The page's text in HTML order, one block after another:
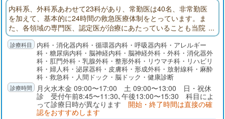
内科系、外科系あわせて23科があり、常勤医は40名、非常勤医
を加えて、基本的に24時間の救急医療体制をとっています。ま
た、各領域の専門医、認定医が治療にあたっていることも当院
の特色のひとつです。当院は地域包括ケア病棟（43床）以外
に、近隣に同一法人の介護老人保健施設「ひまわり」（100床）
を有し、他の介護関連施設と緊密に連携をとり高齢者の方々の
ケアサービスにも力をいれております。
内科・消化器内科・循環器内科・呼吸器内科・アレルギー
科・糖尿病内科・脳神経内科・脳神経外科・外科・消化器外
科・肛門外科・乳腺外科・整形外科・リウマチ科・リハビリ
科・婦人科・泌尿器科・皮膚科・形成外科・放射線科・麻酔
科・救急科・人間ドック・脳ドック・健康診断
月火水木金 09:00〜17:00 土 09:00〜13:00 日・祝休
診 受付午前8:45〜11:30､午後13:00〜15:30 科目によ
って診療日時が異なります 開始・終了時間は直接の確
認をおすすめします